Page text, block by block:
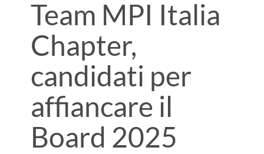
Team MPI Italia
Chapter,
candidati per
affiancare il
Board 2025